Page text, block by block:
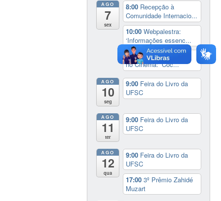
AGO
7
sex
8:00 Recepção à
Comunidade Internacio...
10:00Webpalestra:
‘Informações essenc...
20:00 Cineclube África
no Cinema: ‘Coc...
AGO
10
seg
9:00 Feira do Livro da
UFSC
AGO
11
ter
9:00 Feira do Livro da
UFSC
AGO
12
qua
9:00 Feira do Livro da
UFSC
17:003º Prêmio Zahidé
Muzart